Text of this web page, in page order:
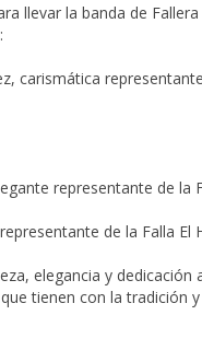
llevar la banda de Fallera
carismática
representante de la
de la Falla El
elegancia y dedicación
tienen con la tradición